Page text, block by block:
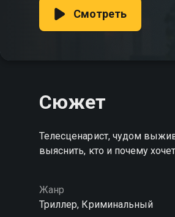
Смотреть
Сюжет
Телесценарист, чудом
выяснить, кто и почему
Жанр
Триллер, Криминальный